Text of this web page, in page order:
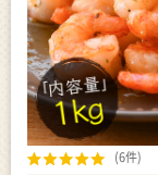
(6件)